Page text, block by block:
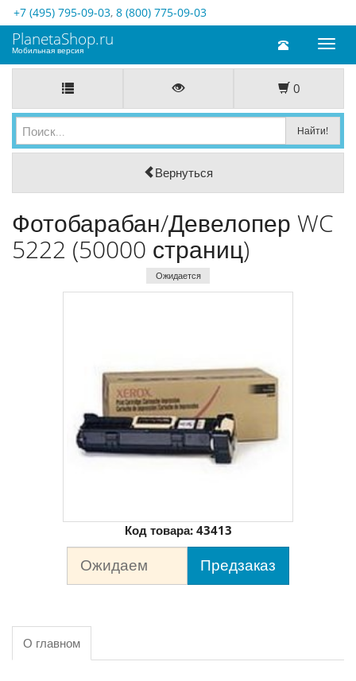
+7 (495) 795-09-03, 8 (800) 775-09-03
Toggle
PlanetaShop.ru
Мобильная версия
0
Вернуться
Фотобарабан/Девелопер WC
5222 (50000 страниц)
Ожидается
Код товара: 43413
Ожидаем Предзаказ
О главном